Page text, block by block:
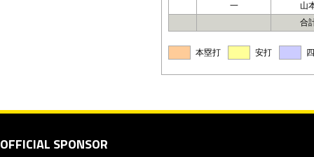
一
山
合
本塁打 安打
OFFICIAL SPONSOR